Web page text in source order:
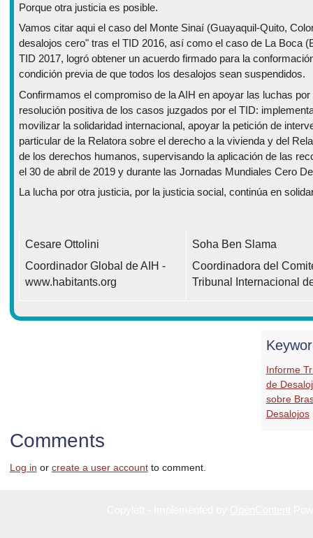
Porque otra justicia es posible.
Vamos citar aqui el caso del Monte Sinaí (Guayaquil-Quito,
desalojos cero" tras el TID 2016, así como el caso de La Boca
TID 2017, logró obtener un acuerdo firmado para la
condición previa de que todos los desalojos sean suspendidos.
Confirmamos el compromiso de la AIH en apoyar las luchas
resolución positiva de los casos juzgados por el TID:
movilizar la solidaridad internacional, apoyar la petición de
particular de la Relatora sobre el derecho a la vivienda y del
de los derechos humanos, supervisando la aplicación de las
el 30 de abril de 2019 y durante las Jornadas Mundiales Cero
La lucha por otra justicia, por la justicia social, continúa en
Cesare Ottolini
Coordinador Global de AIH -
www.habitants.org
Soha Ben Slama
Coordinadora del
Tribunal Internacional
Informe
de
sobre
Desalojos
Comments
Log in or create a user accountto comment.